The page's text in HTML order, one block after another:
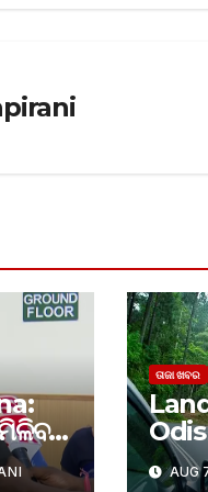
ମିଳିବ
ତାଜା ଖବର
AUG